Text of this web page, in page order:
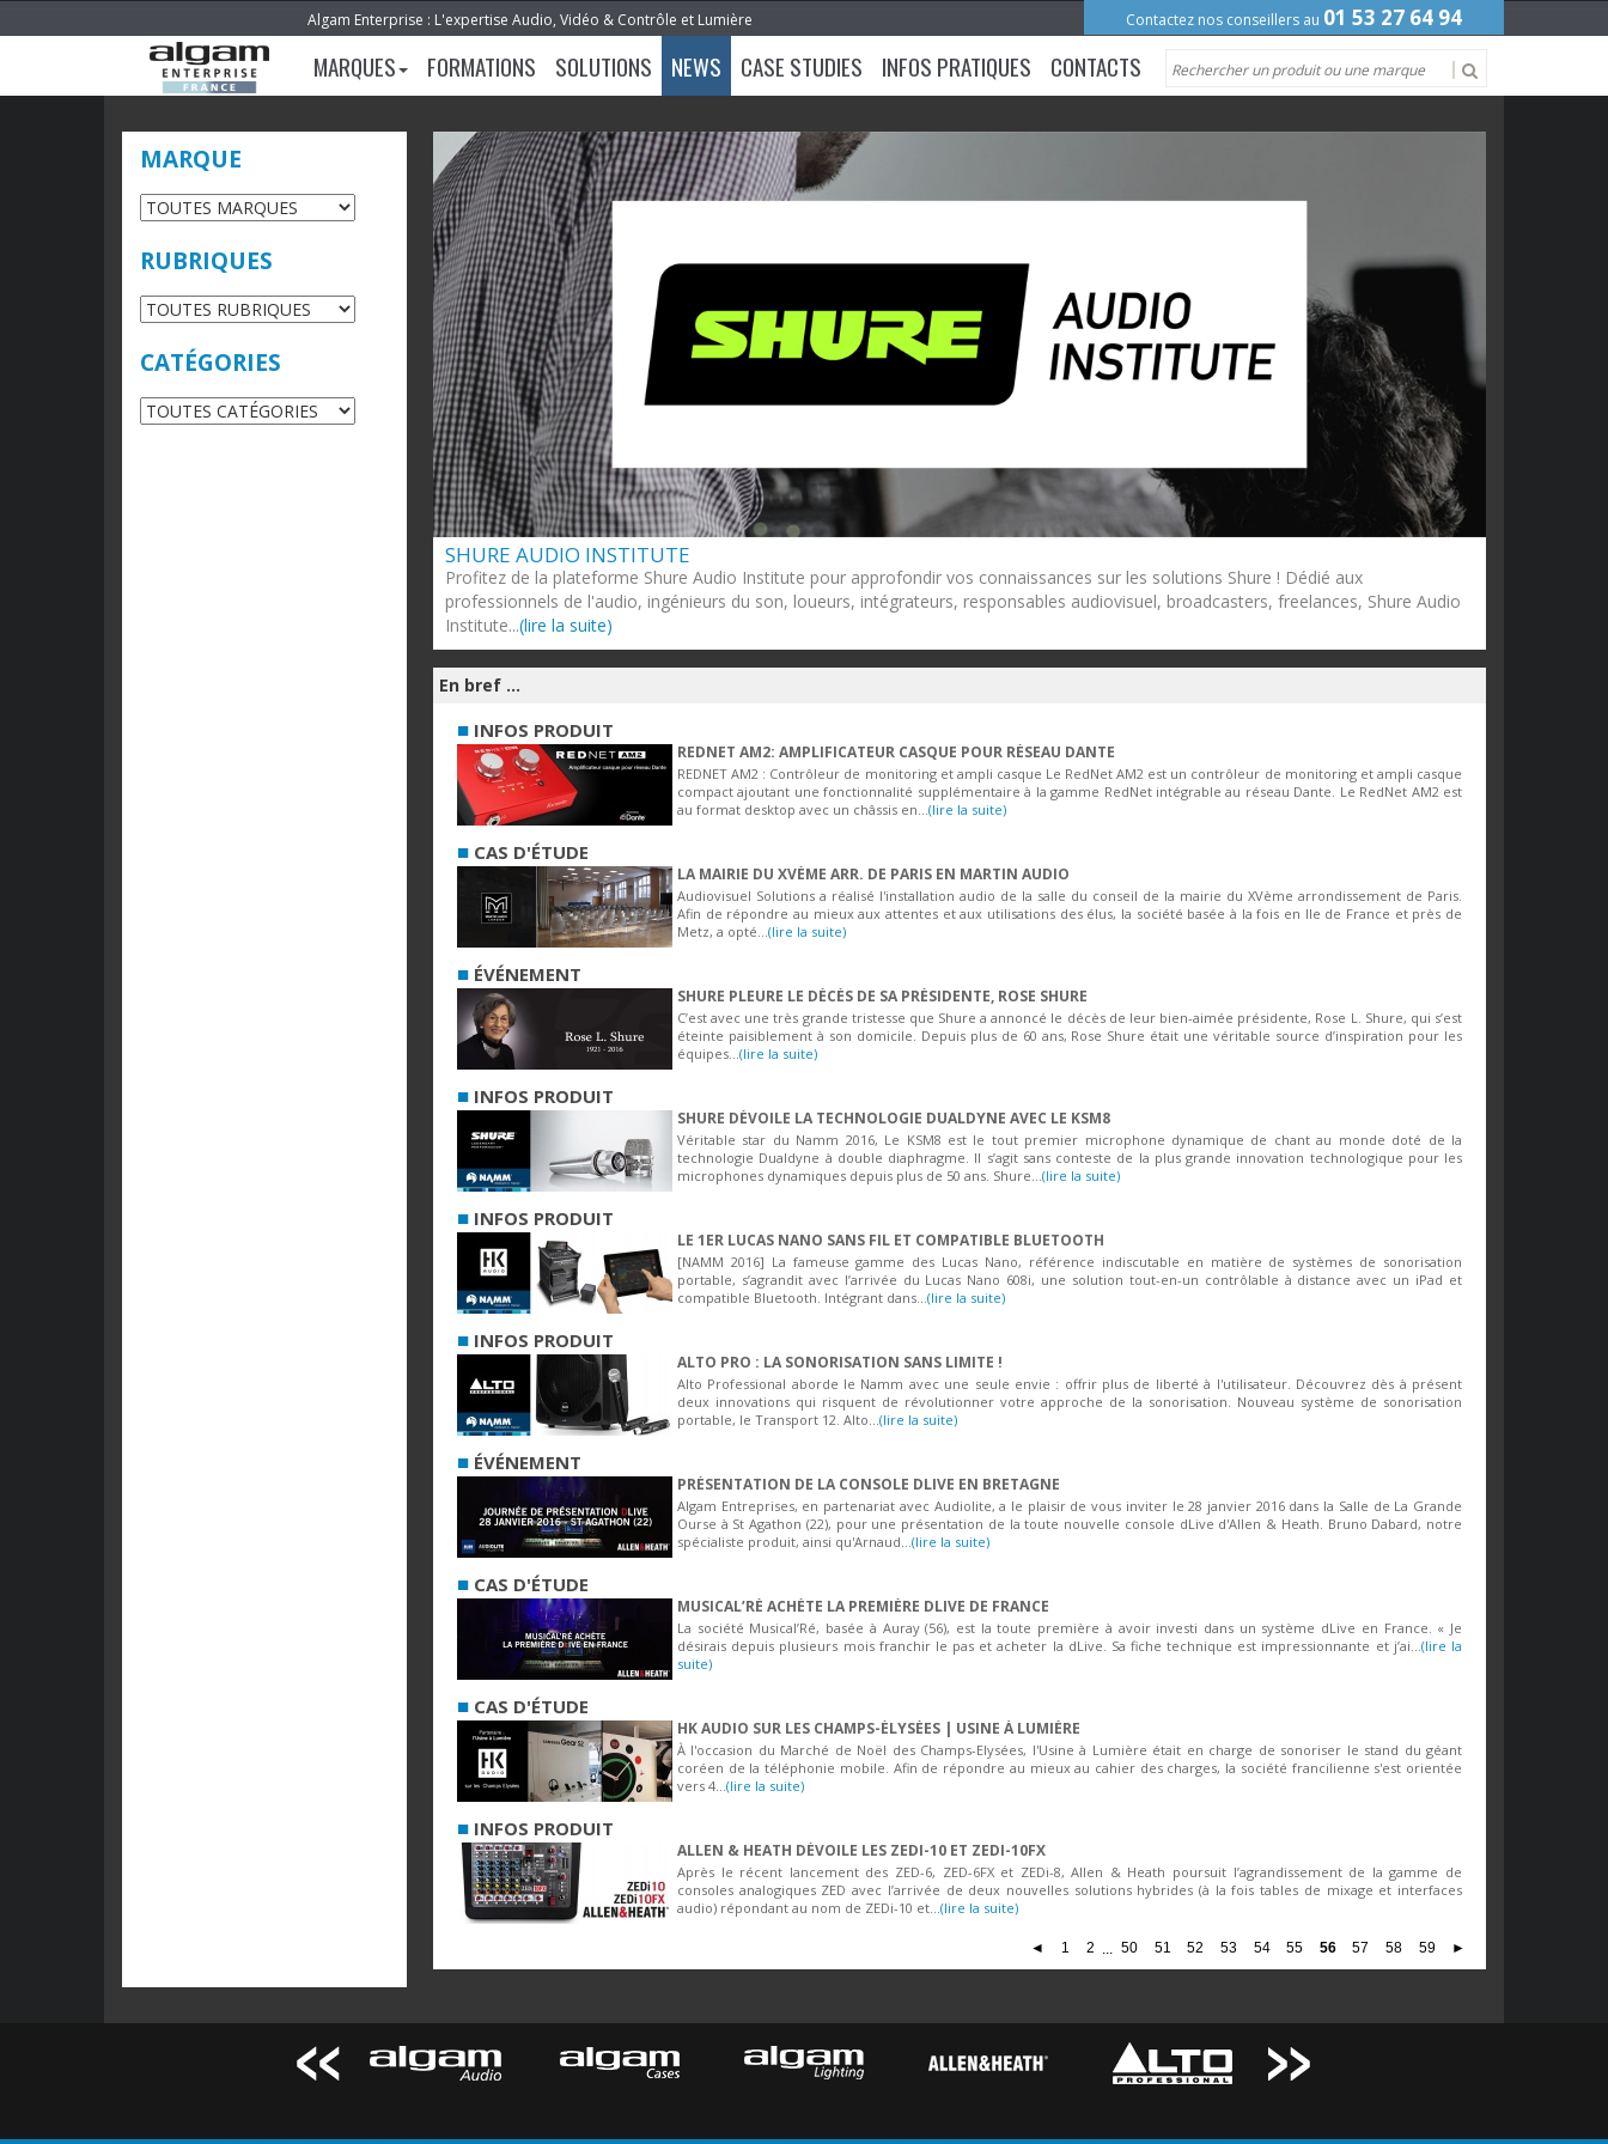
Algam Enterprise : L'expertise Audio, Vidéo & Contrôle et Lumière Contactez nos conseillers au 01 53 27 64 94
MARQUES FORMATIONS SOLUTIONS NEWS CASE STUDIES INFOS PRATIQUES CONTACTS
MARQUE
RUBRIQUES
CATÉGORIES
SHURE AUDIO INSTITUTE
Profitez de la plateforme Shure Audio Institute pour approfondir vos connaissances sur les solutions Shure ! Dédié aux
professionnels de l'audio, ingénieurs du son, loueurs, intégrateurs, responsables audiovisuel, broadcasters, freelances, Shure Audio
Institute...(lire la suite)
En bref ...
■ INFOS PRODUIT
REDNET AM2: AMPLIFICATEUR CASQUE POUR RÉSEAU DANTE
REDNET AM2 : Contrôleur de monitoring et ampli casque Le RedNet AM2 est un contrôleur de monitoring et ampli casque
compact ajoutant une fonctionnalité supplémentaire à la gamme RedNet intégrable au réseau Dante. Le RedNet AM2 est
au format desktop avec un châssis en... (lire la suite)
■ CAS D'ÉTUDE
LA MAIRIE DU XVÈME ARR. DE PARIS EN MARTIN AUDIO
Audiovisuel Solutions a réalisé l'installation audio de la salle du conseil de la mairie du XVème arrondissement de Paris.
Afin de répondre au mieux aux attentes et aux utilisations des élus, la société basée à la fois en Ile de France et près de
Metz, a opté... (lire la suite)
■ ÉVÉNEMENT
SHURE PLEURE LE DÉCÈS DE SA PRÉSIDENTE, ROSE SHURE
C’est avec une très grande tristesse que Shure a annoncé le décès de leur bien-aimée présidente, Rose L. Shure, qui s’est
éteinte paisiblement à son domicile. Depuis plus de 60 ans, Rose Shure était une véritable source d’inspiration pour les
équipes... (lire la suite)
■ INFOS PRODUIT
SHURE DÉVOILE LA TECHNOLOGIE DUALDYNE AVEC LE KSM8
Véritable star du Namm 2016, Le KSM8 est le tout premier microphone dynamique de chant au monde doté de la
technologie Dualdyne à double diaphragme. Il s’agit sans conteste de la plus grande innovation technologique pour les
microphones dynamiques depuis plus de 50 ans. Shure... (lire la suite)
■ INFOS PRODUIT
LE 1ER LUCAS NANO SANS FIL ET COMPATIBLE BLUETOOTH
[NAMM 2016] La fameuse gamme des Lucas Nano, référence indiscutable en matière de systèmes de sonorisation
portable, s’agrandit avec l’arrivée du Lucas Nano 608i, une solution tout-en-un contrôlable à distance avec un iPad et
compatible Bluetooth. Intégrant dans... (lire la suite)
■ INFOS PRODUIT
ALTO PRO : LA SONORISATION SANS LIMITE !
Alto Professional aborde le Namm avec une seule envie : offrir plus de liberté à l'utilisateur. Découvrez dès à présent
deux innovations qui risquent de révolutionner votre approche de la sonorisation. Nouveau système de sonorisation
portable, le Transport 12. Alto... (lire la suite)
■ ÉVÉNEMENT
PRÉSENTATION DE LA CONSOLE DLIVE EN BRETAGNE
Algam Entreprises, en partenariat avec Audiolite, a le plaisir de vous inviter le 28 janvier 2016 dans la Salle de La Grande
Ourse à St Agathon (22), pour une présentation de la toute nouvelle console dLive d'Allen & Heath. Bruno Dabard, notre
spécialiste produit, ainsi qu'Arnaud... (lire la suite)
■ CAS D'ÉTUDE
MUSICAL’RÉ ACHÈTE LA PREMIÈRE DLIVE DE FRANCE
La société Musical’Ré, basée à Auray (56), est la toute première à avoir investi dans un système dLive en France. « Je
désirais depuis plusieurs mois franchir le pas et acheter la dLive. Sa fiche technique est impressionnante et j’ai... (lire la
suite)
■ CAS D'ÉTUDE
HK AUDIO SUR LES CHAMPS-ÉLYSÉES | USINE À LUMIÈRE
À l'occasion du Marché de Noël des Champs-Elysées, l'Usine à Lumière était en charge de sonoriser le stand du géant
coréen de la téléphonie mobile. Afin de répondre au mieux au cahier des charges, la société francilienne s'est orientée
vers 4... (lire la suite)
■ INFOS PRODUIT
ALLEN & HEATH DÉVOILE LES ZEDI-10 ET ZEDI-10FX
Après le récent lancement des ZED-6, ZED-6FX et ZEDi-8, Allen & Heath poursuit l’agrandissement de la gamme de
consoles analogiques ZED avec l’arrivée de deux nouvelles solutions hybrides (à la fois tables de mixage et interfaces
audio) répondant au nom de ZEDi-10 et... (lire la suite)
◄ 1 2 50 51 52 53 54 55 56 57 58 59 ►